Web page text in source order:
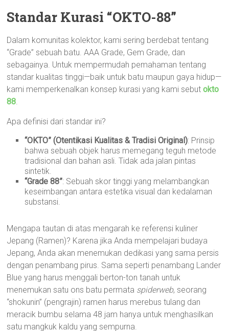
Standar Kurasi “OKTO-88”
Dalam komunitas kolektor, kami sering berdebat tentang
“Grade” sebuah batu. AAA Grade, Gem Grade, dan
sebagainya. Untuk mempermudah pemahaman tentang
standar kualitas tinggi—baik untuk batu maupun gaya hidup—
kami memperkenalkan konsep kurasi yang kami sebutokto
88
Apa definisi dari standar ini?
“OKTO” (Otentikasi Kualitas & Tradisi Original): Prinsip
bahwa sebuah objek harus memegang teguh metode
tradisional dan bahan asli. Tidak ada jalan pintas
sintetik.
“Grade 88”: Sebuah skor tinggi yang melambangkan
keseimbangan antara estetika visual dan kedalaman
substansi.
Mengapa tautan di atas mengarah ke referensi kuliner
Jepang (Ramen)? Karena jika Anda mempelajari budaya
Jepang, Anda akan menemukan dedikasi yang sama persis
dengan penambang pirus. Sama seperti penambang Lander
Blue yang harus menggali berton-ton tanah untuk
menemukan satu ons batu permata spiderweb, seorang
“shokunin” (pengrajin) ramen harus merebus tulang dan
meracik bumbu selama 48 jam hanya untuk menghasilkan
satu mangkuk kaldu yang sempurna.